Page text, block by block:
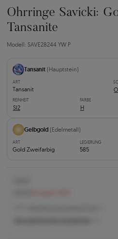
Ohrringe Savicki:
Tansanite
Modell: SAVE28244 YW P
Tansanit (Hauptstein)
ART
Tansanit
REINHEIT
SI2
FARBE
H
Gelbgold (Edelmetall)
ART
Gold Zweifarbig
LEGIERUNG
585